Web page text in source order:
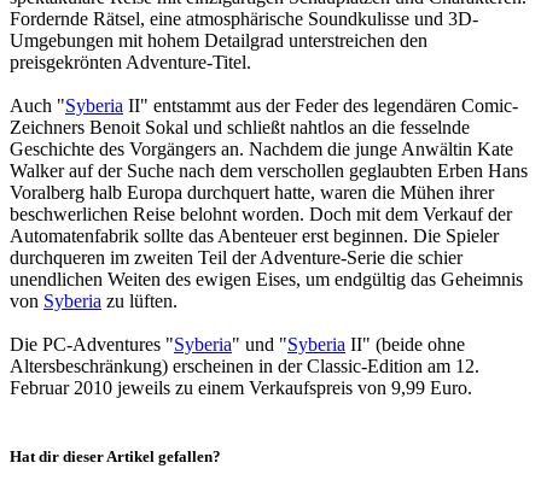
Fordernde Rätsel, eine atmosphärische Soundkulisse und 3D-
Umgebungen mit hohem Detailgrad unterstreichen den
preisgekrönten Adventure-Titel.
Auch "Syberia II" entstammt aus der Feder des legendären Comic-
Zeichners Benoit Sokal und schließt nahtlos an die fesselnde
Geschichte des Vorgängers an. Nachdem die junge Anwältin Kate
Walker auf der Suche nach dem verschollen geglaubten Erben Hans
Voralberg halb Europa durchquert hatte, waren die Mühen ihrer
beschwerlichen Reise belohnt worden. Doch mit dem Verkauf der
Automatenfabrik sollte das Abenteuer erst beginnen. Die Spieler
durchqueren im zweiten Teil der Adventure-Serie die schier
unendlichen Weiten des ewigen Eises, um endgültig das Geheimnis
von Syberia zu lüften.
Die PC-Adventures "Syberia" und "Syberia II" (beide ohne
Altersbeschränkung) erscheinen in der Classic-Edition am 12.
Februar 2010 jeweils zu einem Verkaufspreis von 9,99 Euro.
Hat dir dieser Artikel gefallen?